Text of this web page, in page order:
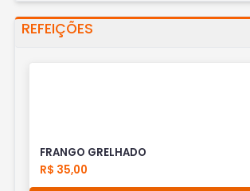
REFEIÇÕES
FRANGO GRELHADO
R$ 35,00